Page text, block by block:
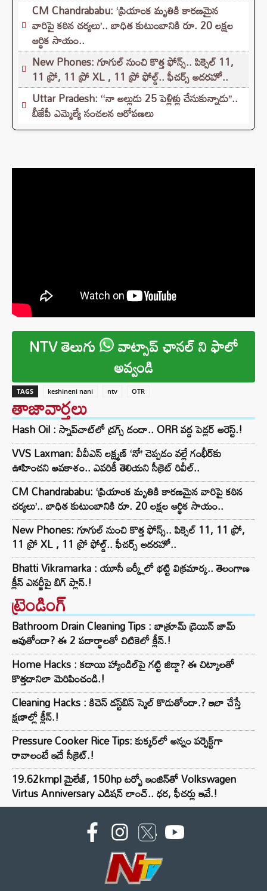
CM Chandrababu: ‘ప్రియాంక మృతికి కారణమైన
వారిపై కఠిన చర్యలు’.. బాధిత కుటుంబానికి రూ. 20 లక్షల
ఆర్థిక సాయం..
New Phones: గూగుల్ నుంచి కొత్త ఫోన్స్.. పిక్సెల్ 11,
11 ప్రో, 11 ప్రో XL , 11 ప్రో ఫోల్డ్.. ఫీచర్స్ అదరహో..
Uttar Pradesh: ‘‘నా అల్లుడు 25 పెళ్లిళ్లు చేసుకున్నాడు’’..
బీజేపీ ఎమ్మెల్యే సంచలన ఆరోపణలు
NTV తెలుగు వాట్సాప్ ఛానల్ ని ఫాలో
అవ్వండి
TAGS keshineni nani ntv OTR
తాజావార్తలు
Hash Oil : స్నాప్‌చాట్‌లో డ్రగ్స్ దందా.. ORR వద్ద పెడ్లర్ అరెస్ట్.!
VVS Laxman: వీవీఎస్ లక్ష్మణ్ ‘నో’ చెప్పడం వల్లే గంభీర్‌కు
ఊహించని అవకాశం.. ఎవరికీ తెలియని సీక్రెట్ రివీల్..
CM Chandrababu: ‘ప్రియాంక మృతికి కారణమైన వారిపై కఠిన
చర్యలు’.. బాధిత కుటుంబానికి రూ. 20 లక్షల ఆర్థిక సాయం..
New Phones: గూగుల్ నుంచి కొత్త ఫోన్స్.. పిక్సెల్ 11, 11 ప్రో,
11 ప్రో XL , 11 ప్రో ఫోల్డ్.. ఫీచర్స్ అదరహో..
Bhatti Vikramarka : యూసీ బర్క్లీలో భట్టి విక్రమార్క.. తెలంగాణ
క్లీన్ ఎనర్జీపై బిగ్ ప్లాన్.!
ట్రెండింగ్‌
Bathroom Drain Cleaning Tips : బాత్రూమ్ డ్రెయిన్ జామ్
అవుతోందా? ఈ 2 పదార్థాలతో చిటికెలో క్లీన్.!
Home Hacks : కడాయి హ్యాండిల్‌పై గట్టి జిడ్డా? ఈ చిట్కాలతో
కొత్తదానిలా మెరిపించండి.!
Cleaning Hacks : కిచెన్ డస్ట్‌బిన్ స్మెల్ కొడుతోందా.? ఇలా చేస్తే
క్షణాల్లో క్లీన్.!
Pressure Cooker Rice Tips: కుక్కర్‌లో అన్నం పర్ఫెక్ట్‌గా
రావాలంటే ఇదే సీక్రెట్.!
19.62kmpl మైలేజ్, 150hp టర్బో ఇంజిన్‌తో Volkswagen
Virtus Anniversary ఎడిషన్ లాంచ్.. ధర, ఫీచర్లు ఇవే.!